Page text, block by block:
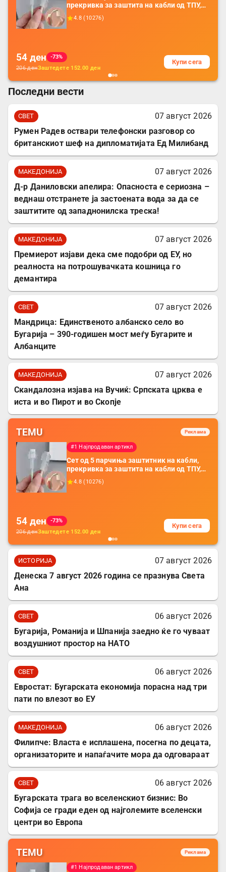
прекривка за заштита на кабли од ТПУ,
додатоци за заштита на кабли, без
батерија, за мобилни телефони, комплет
4.8 (10276)
54 ден
-73%
206денЗаштедете 152.00 ден
Купи сега
Последни вести
СВЕТ
07 август 2026
Румен Радев оствари телефонски разговор со
британскиот шеф на дипломатијата Ед Милибанд
МАКЕДОНИЈА
07 август 2026
Д-р Даниловски апелира: Опасноста е сериозна –
веднаш отстранете ја застоената вода за да се
заштитите од западнонилска треска!
МАКЕДОНИЈА
07 август 2026
Премиерот изјави дека сме подобри од ЕУ, но
реалноста на потрошувачката кошница го
демантира
СВЕТ
07 август 2026
Мандрица: Единственото албанско село во
Бугарија – 390-годишен мост меѓу Бугарите и
Албанците
МАКЕДОНИЈА
07 август 2026
Скандалозна изјава на Вучиќ: Српската црква е
иста и во Пирот и во Скопје
TEMU Реклама
#1 Најпродаван артикл
Сет од 5 парчиња заштитник на кабли,
прекривка за заштита на кабли од ТПУ,
додатоци за заштита на кабли, без
батерија, за мобилни телефони, комплет
4.8 (10276)
54 ден
-73%
206денЗаштедете 152.00 ден
Купи сега
ИСТОРИЈА
07 август 2026
Денеска 7 август 2026 година се празнува Света
Ана
СВЕТ
06 август 2026
Бугарија, Романија и Шпанија заедно ќе го чуваат
воздушниот простор на НАТО
СВЕТ
06 август 2026
Евростат: Бугарската економија порасна над три
пати по влезот во ЕУ
МАКЕДОНИЈА
06 август 2026
Филипче: Власта е исплашена, посегна по децата,
организаторите и напаѓачите мора да одговараат
СВЕТ
06 август 2026
Бугарската трага во вселенскиот бизнис: Во
Софија се гради еден од најголемите вселенски
центри во Европа
TEMU Реклама
#1 Најпродаван артикл